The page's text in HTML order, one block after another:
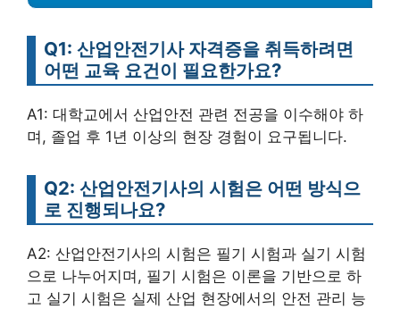
Q1: 산업안전기사 자격증을 취득하려면
어떤 교육 요건이 필요한가요?
A1: 대학교에서 산업안전 관련 전공을 이수해야 하
며, 졸업 후 1년 이상의 현장 경험이 요구됩니다.
Q2: 산업안전기사의 시험은 어떤 방식으
로 진행되나요?
A2: 산업안전기사의 시험은 필기 시험과 실기 시험
으로 나누어지며, 필기 시험은 이론을 기반으로 하
고 실기 시험은 실제 산업 현장에서의 안전 관리 능